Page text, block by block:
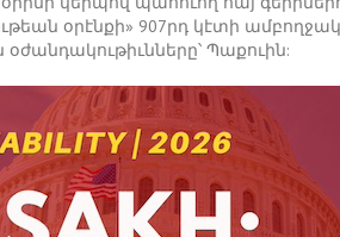
օրէնքի» 907րդ կէտի
Պաքուին: